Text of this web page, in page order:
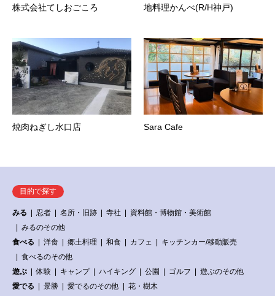
株式会社てしおごころ 地料理かんべ(R/H神戸)
焼肉ねぎし水口店 Sara Cafe
目的で探す
みる 忍者 名所・旧跡 寺社
資料館・博物館・美術館
みるのその他
食べる
洋食 郷土料理 和食 カフェ
キッチンカー/移動販売
食べるのその他
遊ぶ
体験 キャンプ ハイキング 公園 ゴルフ
遊ぶのその他
愛でる
景勝 愛でるのその他
花・樹木